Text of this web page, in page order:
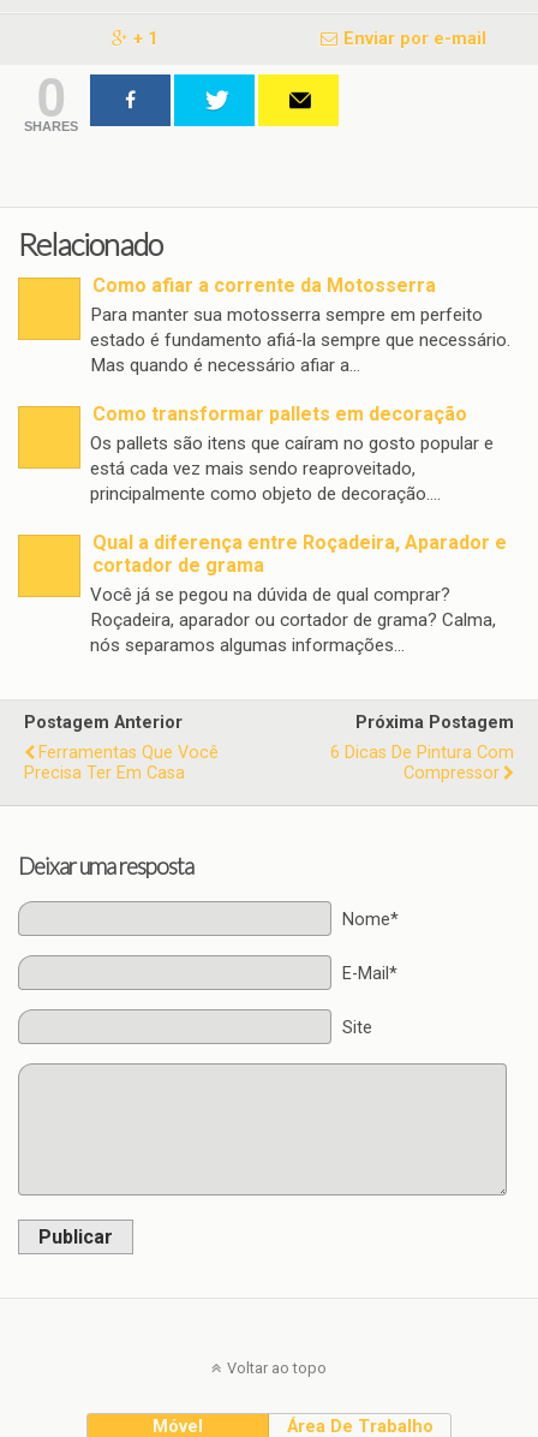
+ 1 Enviar por e-mail
0
SHARES
Relacionado
Como afiar a corrente da Motosserra
Para manter sua motosserra sempre em perfeito
estado é fundamento afiá-la sempre que necessário.
Mas quando é necessário afiar a…
Como transformar pallets em decoração
Os pallets são itens que caíram no gosto popular e
está cada vez mais sendo reaproveitado,
principalmente como objeto de decoração.…
Qual a diferença entre Roçadeira, Aparador e
cortador de grama
Você já se pegou na dúvida de qual comprar?
Roçadeira, aparador ou cortador de grama? Calma,
nós separamos algumas informações…
Postagem Anterior
Ferramentas Que Você
Precisa Ter Em Casa
Próxima Postagem
6 Dicas De Pintura Com
Compressor
Deixar uma resposta
Nome*
E-Mail*
Site
Publicar
Voltar ao topo
Móvel Área De Trabalho